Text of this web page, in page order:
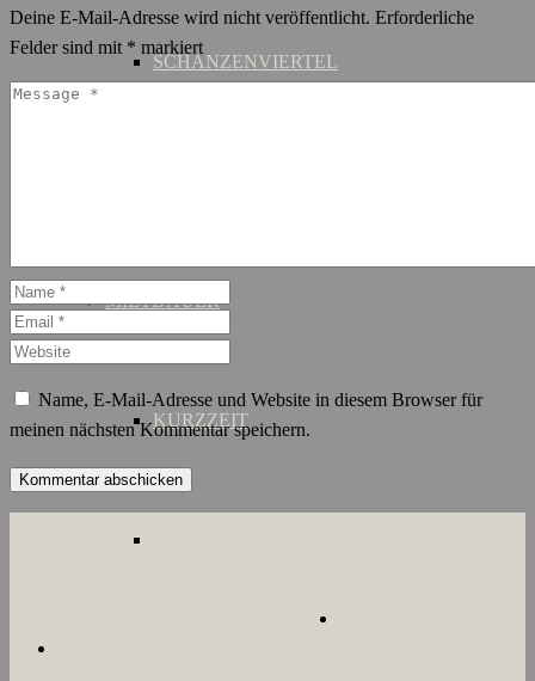
SCHANZENVIERTEL
MIETDAUER
KURZZEIT
Deine E-Mail-Adresse wird nicht veröffentlicht. Erforderliche
Felder sind mit * markiert
Name, E-Mail-Adresse und Website in diesem Browser für
meinen nächsten Kommentar speichern.